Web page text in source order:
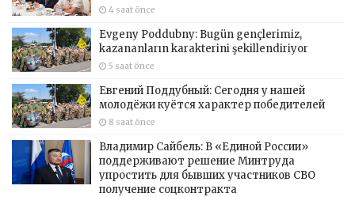
4 saat önce
Evgeny Poddubny: Bugün gençlerimiz,
kazananların karakterini şekillendiriyor
5 saat önce
Евгений Поддубный: Сегодня у нашей
молодёжи куётся характер победителей
8 saat önce
Владимир Сайбель: В «Единой России»
поддерживают решение Минтруда
упростить для бывших участников СВО
получение соцконтракта